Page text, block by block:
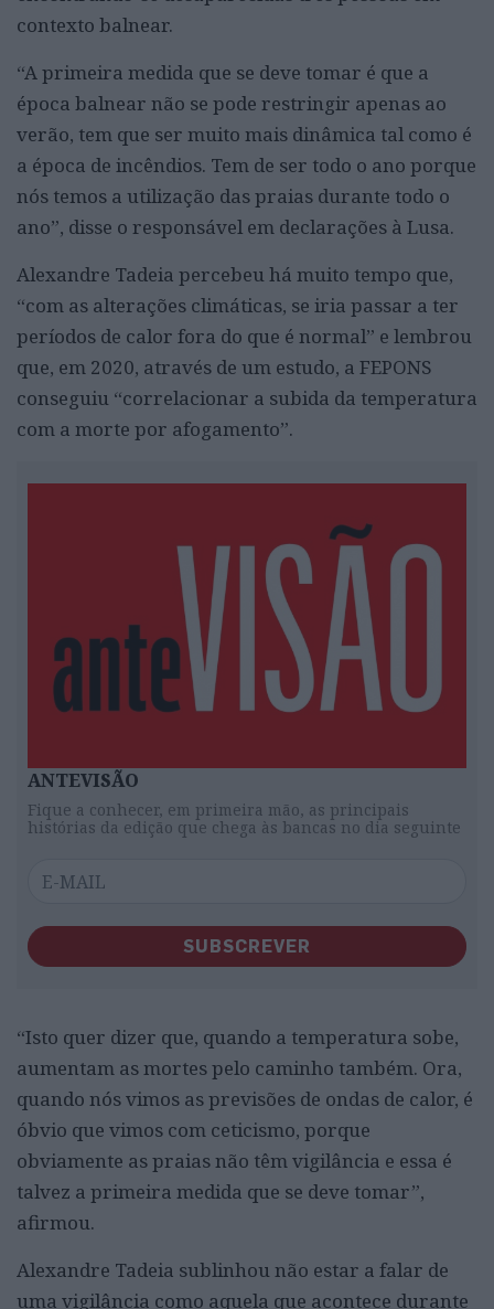
contexto balnear.
“A primeira medida que se deve tomar é que a
época balnear não se pode restringir apenas ao
verão, tem que ser muito mais dinâmica tal como é
a época de incêndios. Tem de ser todo o ano porque
nós temos a utilização das praias durante todo o
ano”, disse o responsável em declarações à Lusa.
Alexandre Tadeia percebeu há muito tempo que,
“com as alterações climáticas, se iria passar a ter
períodos de calor fora do que é normal” e lembrou
que, em 2020, através de um estudo, a FEPONS
conseguiu “correlacionar a subida da temperatura
com a morte por afogamento”.
ANTEVISÃO
Fique a conhecer, em primeira mão, as principais
histórias da edição que chega às bancas no dia seguinte
SUBSCREVER
“Isto quer dizer que, quando a temperatura sobe,
aumentam as mortes pelo caminho também. Ora,
quando nós vimos as previsões de ondas de calor, é
óbvio que vimos com ceticismo, porque
obviamente as praias não têm vigilância e essa é
talvez a primeira medida que se deve tomar”,
afirmou.
Alexandre Tadeia sublinhou não estar a falar de
uma vigilância como aquela que acontece durante